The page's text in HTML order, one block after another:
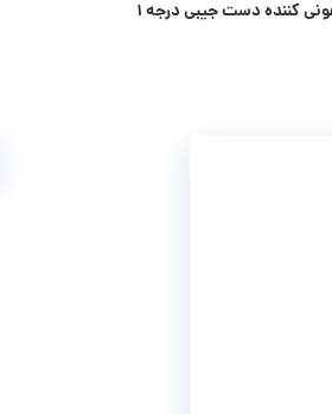
کننده دست جیبی درجه ۱